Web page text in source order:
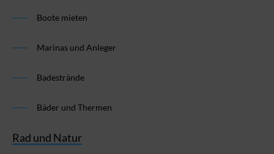
Boote mieten
Marinas und Anleger
Badestrände
Bäder und Thermen
Rad und Natur